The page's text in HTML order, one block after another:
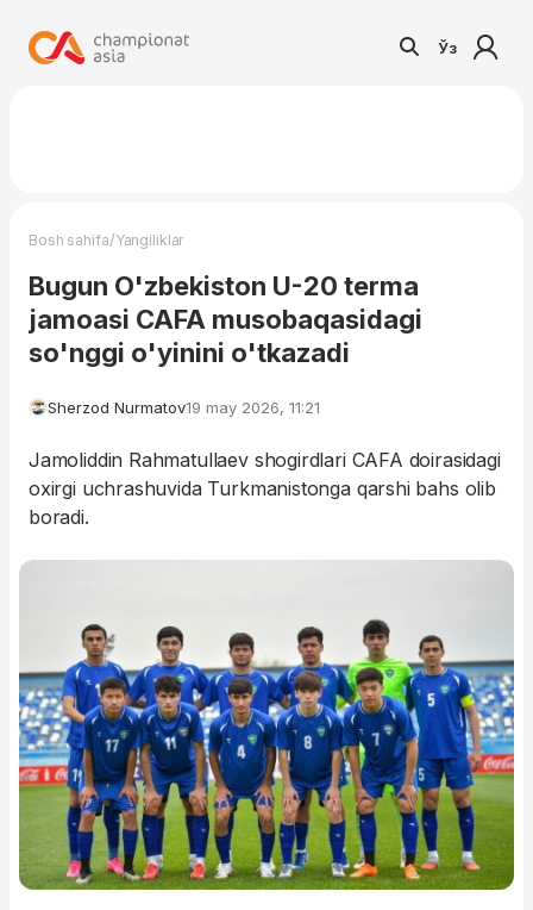
Ўз
Bosh sahifa/Yangiliklar
Bugun O'zbekiston U-20 terma
jamoasi CAFA musobaqasidagi
so'nggi o'yinini o'tkazadi
Sherzod Nurmatov19 may 2026, 11:21
Jamoliddin Rahmatullaev shogirdlari CAFA doirasidagi
oxirgi uchrashuvida Turkmanistonga qarshi bahs olib
boradi.